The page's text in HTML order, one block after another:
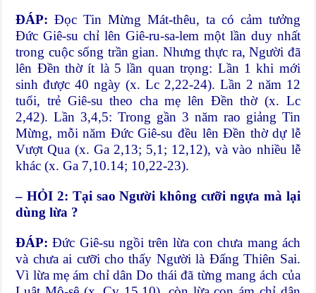
ĐÁP:Đọc Tin Mừng Mát-thêu, ta có cảm tưởng
Đức Giê-su chỉ lên Giê-ru-sa-lem một lần duy nhất
trong cuộc sống trần gian. Nhưng thực ra, Người đã
lên Đền thờ ít là 5 lần quan trọng: Lần 1 khi mới
sinh được 40 ngày (x. Lc 2,22-24). Lần 2 năm 12
tuổi, trẻ Giê-su theo cha mẹ lên Đền thờ (x. Lc
2,42). Lần 3,4,5: Trong gần 3 năm rao giảng Tin
Mừng, mỗi năm Đức Giê-su đều lên Đền thờ dự lễ
Vượt Qua (x. Ga 2,13; 5,1; 12,12), và vào nhiều lễ
khác (x. Ga 7,10.14; 10,22-23).
– HỎI 2: Tại sao Người không cưỡi ngựa mà lại
dùng lừa ?
ĐÁP: Đức Giê-su ngồi trên lừa con chưa mang ách
và chưa ai cưỡi cho thấy Người là Đấng Thiên Sai.
Vì lừa mẹ ám chỉ dân Do thái đã từng mang ách của